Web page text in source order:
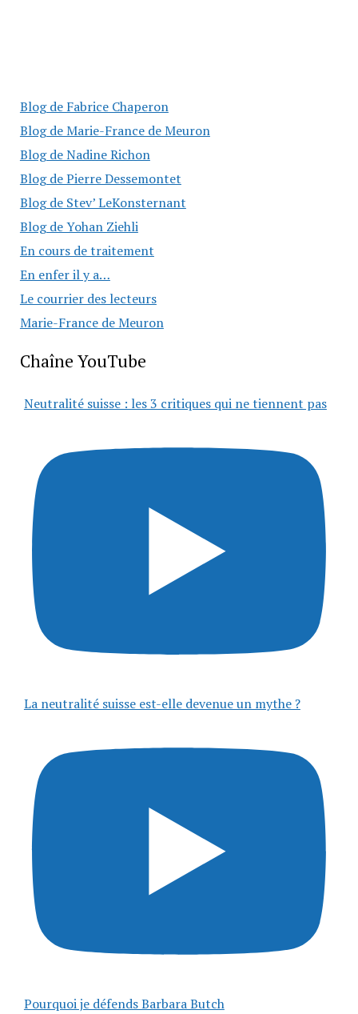
Blog de Fabrice Chaperon
Blog de Marie-France de Meuron
Blog de Nadine Richon
Blog de Pierre Dessemontet
Blog de Stev’ LeKonsternant
Blog de Yohan Ziehli
En cours de traitement
En enfer il y a…
Le courrier des lecteurs
Marie-France de Meuron
Chaîne YouTube
Neutralité suisse : les 3 critiques qui ne tiennent pas
La neutralité suisse est-elle devenue un mythe ?
Pourquoi je défends Barbara Butch